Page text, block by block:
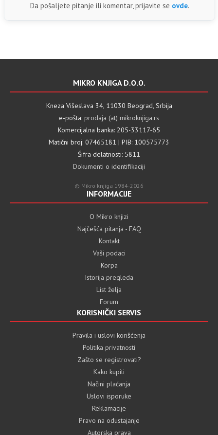
Da pošaljete pitanje ili komentar, prijavite se ovde.
MIKRO KNJIGA D.O.O.
Kneza Višeslava 34, 11030 Beograd, Srbija
e-pošta: prodaja (at) mikroknjiga.rs
Komercijalna banka: 205-33117-65
Matični broj: 07465181 | PIB: 100575773
Šifra delatnosti: 5811
Dokumenti o identifikaciji
© Mikro knjiga 1984-2026
INFORMACIJE
O Mikro knjizi
Najčešća pitanja - FAQ
Kontakt
Vaši podaci
Korpa
Istorija pregleda
List želja
Forum
KORISNIČKI SERVIS
Pravila i uslovi korišćenja
Politika privatnosti
Zašto se registrovati?
Kako kupiti
Načini plaćanja
Uslovi isporuke
Reklamacije
Pravo na odustajanje
Autorska prava